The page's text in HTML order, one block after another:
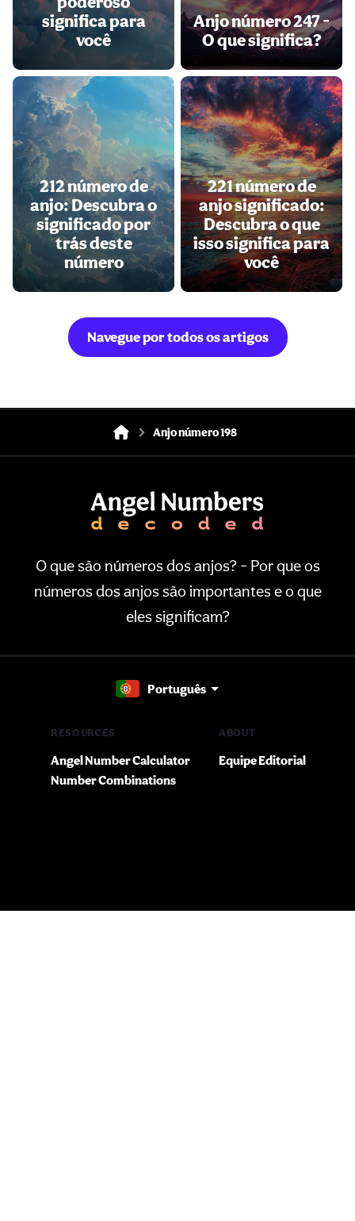
significa para
você
Anjo número 247 -
O que significa?
212 número de
anjo: Descubra o
significado por
trás deste
número
221 número de
anjo significado:
Descubra o que
isso significa para
você
Navegue por todos os artigos
Anjo número 198
O que são números dos anjos? - Por que os
números dos anjos são importantes e o que
eles significam?
Português
RESOURCES
Angel Number Calculator
Number Combinations
ABOUT
Equipe Editorial